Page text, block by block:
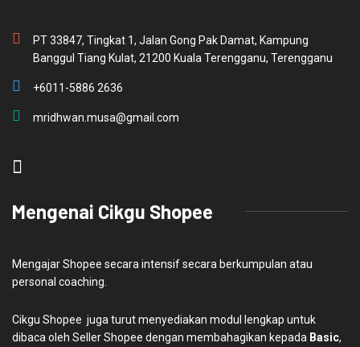
PT 33847, Tingkat 1, Jalan Gong Pak Damat, Kampung
Banggul Tiang Kulat, 21200 Kuala Terengganu, Terengganu
+6011-5886 2636
mridhwan.musa@gmail.com
Mengenai Cikgu Shopee
Mengajar Shopee secara intensif secara berkumpulan atau
personal coaching.
Cikgu Shopee juga turut menyediakan modul lengkap untuk
dibaca oleh Seller Shopee dengan membahagikan kepada Basic,